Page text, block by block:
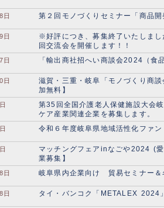
日 第２回モノづくりセミナー「商品
日
※好評につき、募集終了いたしま
回交流会を開催します！！
日 「輸出商社招へい商談会2024（食
日
滋賀・三重・岐阜「モノづくり商
加無料】
第35回全国介護老人保健施設大会
ケア産業関連企業を募集します。
令和６年度岐阜県地域活性化ファ
マッチングフェアinなごや2024 (
業募集】
日 岐阜県内企業向け 貿易セミナー
日 タイ・バンコク「METALEX 2024